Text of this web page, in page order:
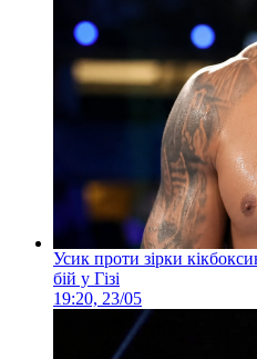
Усик проти зірки
бій у Гізі
19:20, 23/05